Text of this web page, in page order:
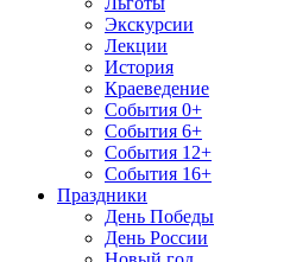
Экскурсии
Лекции
История
Краеведение
События 0+
События 6+
События 12+
События 16+
Праздники
День Победы
День России